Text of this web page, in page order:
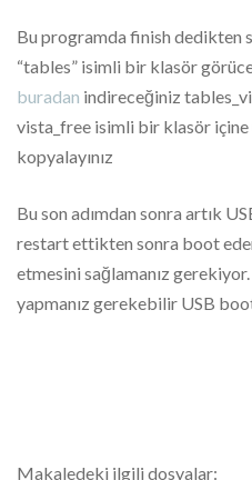
Bu programda finish dedikten
“tables” isimli bir klasör
buradan indireceğiniz
vista_free isimli bir klasör
kopyalayınız
Bu son adımdan sonra artık
restart ettikten sonra boot
etmesini sağlamanız
yapmanız gerekebilir USB
Makaledeki ilgili dosyalar: